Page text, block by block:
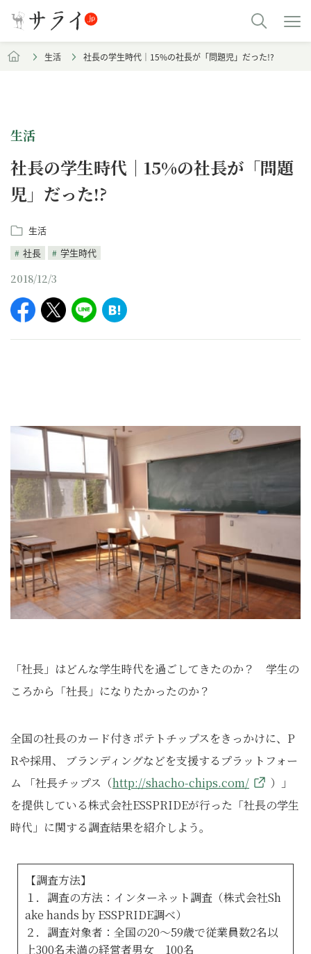
生活 社長の学生時代｜15%の社長が「問題児」だった!?
生活
社長の学生時代｜15%の社長が「問題
児」だった!?
生活
社長
学生時代
2018/12/3
「社長」はどんな学生時代を過ごしてきたのか？ 学生の
ころから「社長」になりたかったのか？
全国の社長のカード付きポテトチップスをきっかけに、P
Rや採用、 ブランディングなどを支援するプラットフォー
ム 「社長チップス（http://shacho-chips.com/
）」
を提供している株式会社ESSPRIDEが行った「社長の学生
時代」に関する調査結果を紹介しよう。
【調査方法】
１．調査の方法：インターネット調査（株式会社Sh
ake hands by ESSPRIDE調べ）
２．調査対象者：全国の20～59歳で従業員数2名以
上300名未満の経営者男女 100名